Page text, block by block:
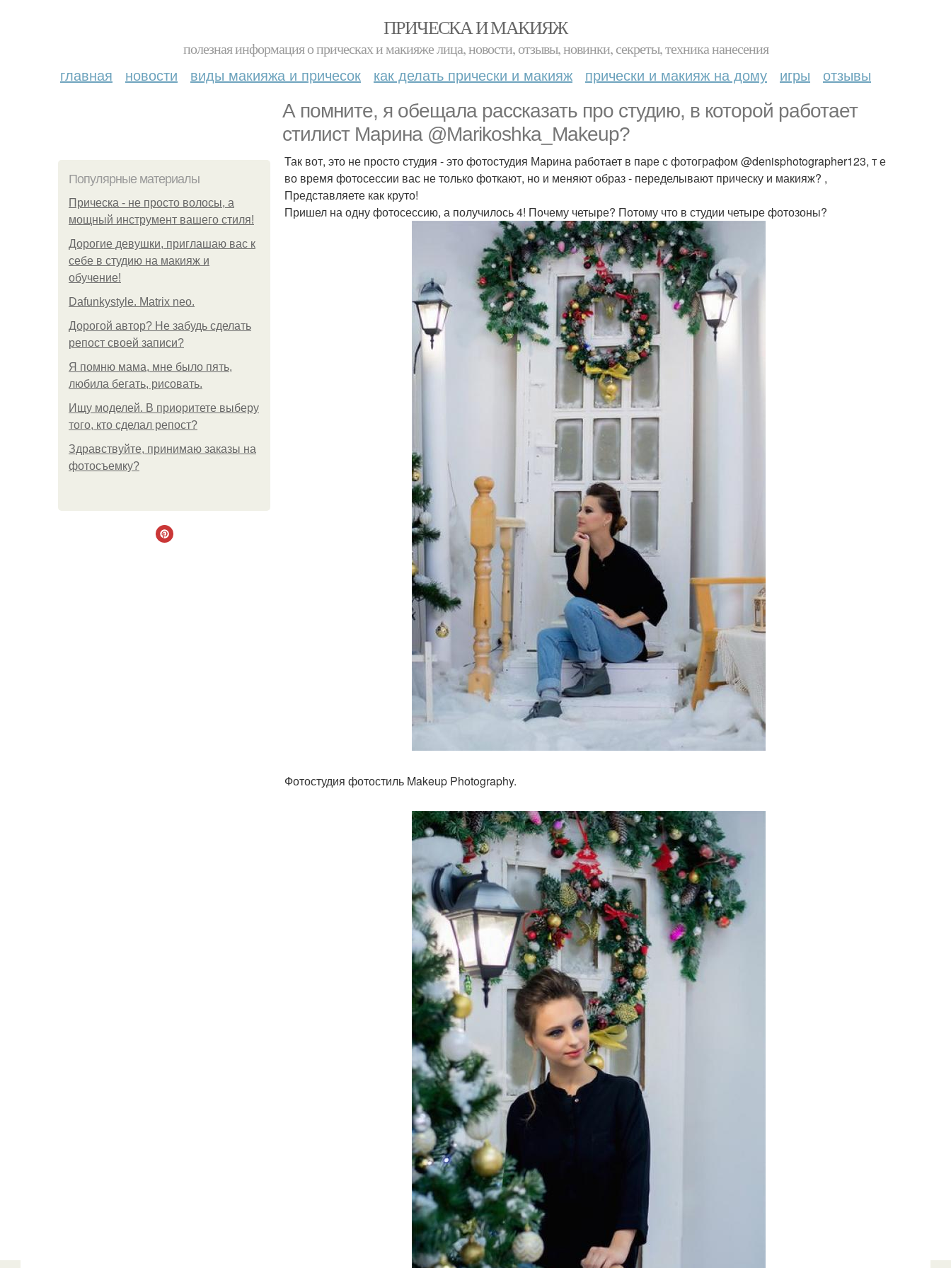
ПРИЧЕСКА И МАКИЯЖ
полезная информация о прическах и макияже лица, новости, отзывы, новинки, секреты, техника нанесения
главная новости виды макияжа и причесок как делать прически и макияж прически и макияж на дому игры отзывы
А помните, я обещала рассказать про студию, в которой работает
стилист Марина @Marikoshka_Makeup?
Популярные материалы
Прическа - не просто волосы, а
мощный инструмент вашего стиля!
Дорогие девушки, приглашаю вас к
себе в студию на макияж и
обучение!
Dafunkystyle. Matrix neo.
Дорогой автор? Не забудь сделать
репост своей записи?
Я помню мама, мне было пять,
любила бегать, рисовать.
Ищу моделей. В приоритете выберу
того, кто сделал репост?
Здравствуйте, принимаю заказы на
фотосъемку?
Так вот, это не просто студия - это фотостудия Марина работает в паре с фотографом @denisphotographer123, т е
во время фотосессии вас не только фоткают, но и меняют образ - переделывают прическу и макияж? ,
Представляете как круто!
Пришел на одну фотосессию, а получилось 4! Почему четыре? Потому что в студии четыре фотозоны?
Фотостудия фотостиль Makeup Photography.